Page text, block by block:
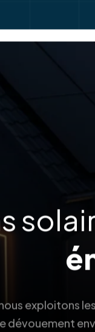
exploitons